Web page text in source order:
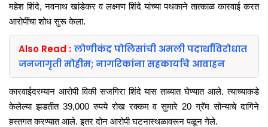
महेश शिंदे, नवनाथ खांडेकर व लक्ष्मण शिंदे यांच्या पथकाने तात्काळ कारवाई करत
आरोपींचा शोध सुरू केला.
Also Read : लोणीकंद पोलिसांची अमली पदार्थांविरोधात
जनजागृती मोहीम; नागरिकांना सहकार्याचे आवाहन
कारवाईदरम्यान आरोपी विकी सजगिरा शिंदे यास ताब्यात घेण्यात आले. त्याच्याकडे
केलेल्या झडतीत 39,000 रुपये रोख रक्कम व सुमारे 20 ग्रॅम सोन्याचे दागिने
हस्तगत करण्यात आले. इतर दोन आरोपी घटनास्थळावरून पळून गेले.